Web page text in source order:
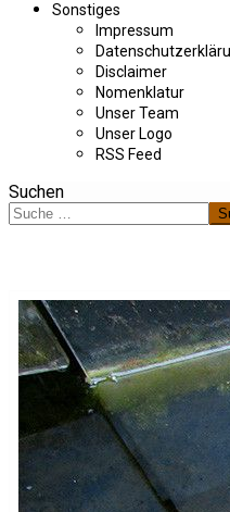
Sonstiges
Impressum
Disclaimer
Nomenklatur
Unser Team
Unser Logo
RSS Feed
Suchen